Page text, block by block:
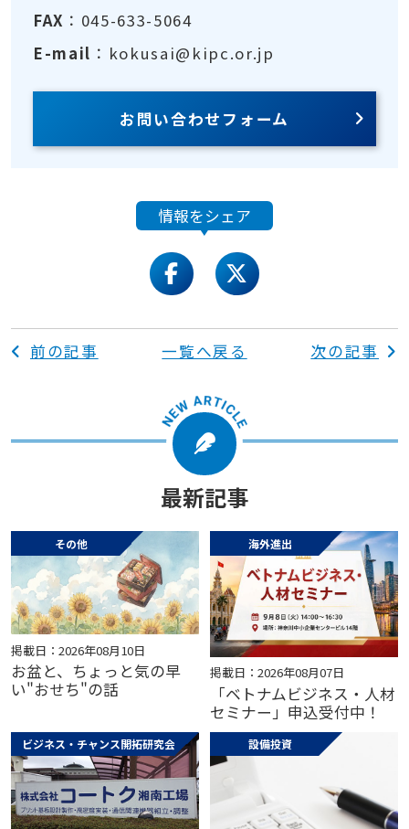
FAX ：045-633-5064
E-mail ：kokusai@kipc.or.jp
お問い合わせフォーム
情報をシェア
facebooktwitter
前の記事 一覧へ戻る 次の記事
最新記事
その他
掲載日：2026年08月10日
お盆と、ちょっと気の早
い"おせち"の話
海外進出
掲載日：2026年08月07日
「ベトナムビジネス・人材
セミナー」申込受付中！
ビジネス・チャンス開拓研究会 設備投資